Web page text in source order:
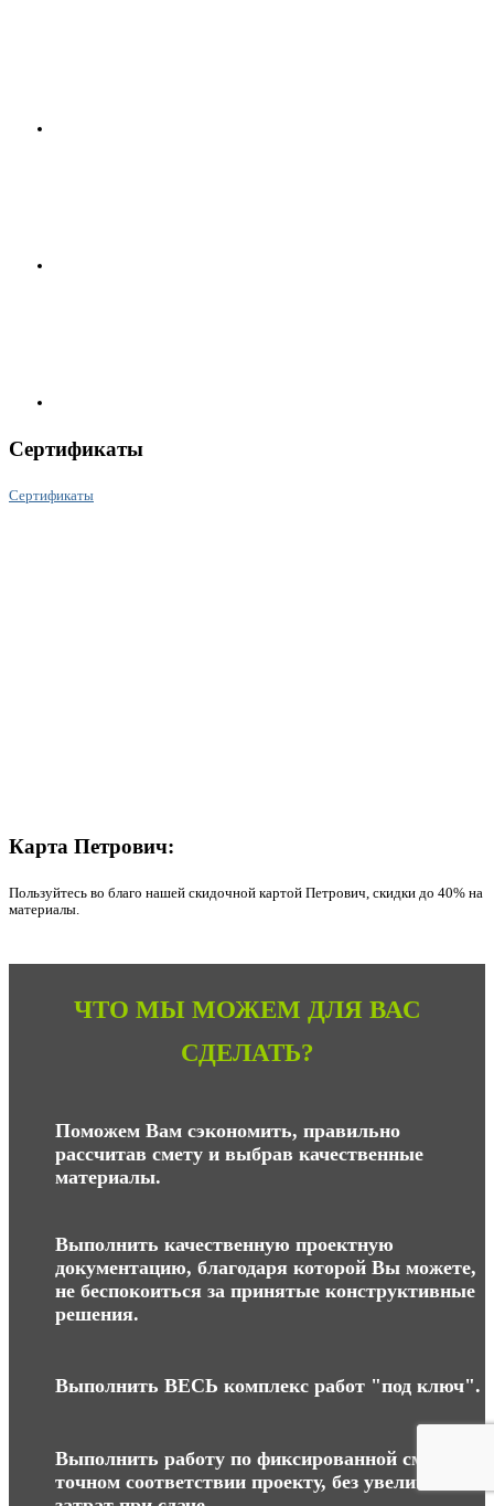
Сертификаты
Сертификаты
Карта Петрович:
Пользуйтесь во благо нашей скидочной картой Петрович, скидки до 40% на
материалы.
ЧТО МЫ МОЖЕМ ДЛЯ ВАС
СДЕЛАТЬ?
Поможем Вам сэкономить, правильно
рассчитав смету и выбрав качественные
материалы.
Выполнить качественную проектную
документацию, благодаря которой Вы можете,
не беспокоиться за принятые конструктивные
решения.
Выполнить ВЕСЬ комплекс работ "под ключ".
Выполнить работу по фиксированной смете, в
точном соответствии проекту, без увеличения